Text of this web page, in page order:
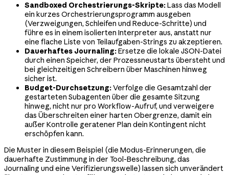
Sandboxed Orchestrierungs-Skripte:Lass das Modell
ein kurzes Orchestrierungsprogramm ausgeben
(Verzweigungen, Schleifen und Reduce-Schritte) und
führe es in einem isolierten Interpreter aus, anstatt nur
eine flache Liste von Teilaufgaben-Strings zu akzeptieren.
Dauerhaftes Journaling:Ersetze die lokale JSON-Datei
durch einen Speicher, der Prozessneustarts übersteht und
bei gleichzeitigen Schreibern über Maschinen hinweg
sicher ist.
Budget-Durchsetzung:Verfolge die Gesamtzahl der
gestarteten Subagenten über die gesamte Sitzung
hinweg, nicht nur pro Workflow-Aufruf, und verweigere
das Überschreiten einer harten Obergrenze, damit ein
außer Kontrolle geratener Plan dein Kontingent nicht
erschöpfen kann.
Die Muster in diesem Beispiel (die Modus-Erinnerungen, die
dauerhafte Zustimmung in der Tool-Beschreibung, das
Journaling und eine Verifizierungswelle) lassen sich unverändert